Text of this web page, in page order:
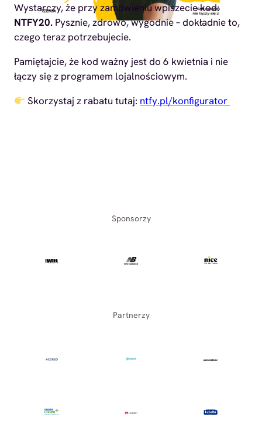
Wystarczy, że przy zamówieniu wpiszecie kod:
NTFY20. Pysznie, zdrowo, wygodnie – dokładnie to,
czego teraz potrzebujecie.
Pamiętajcie, że kod ważny jest do 6 kwietnia i nie
łączy się z programem lojalnościowym.
Skorzystaj z rabatu tutaj: ntfy.pl/konfigurator
Sponsorzy
Partnerzy